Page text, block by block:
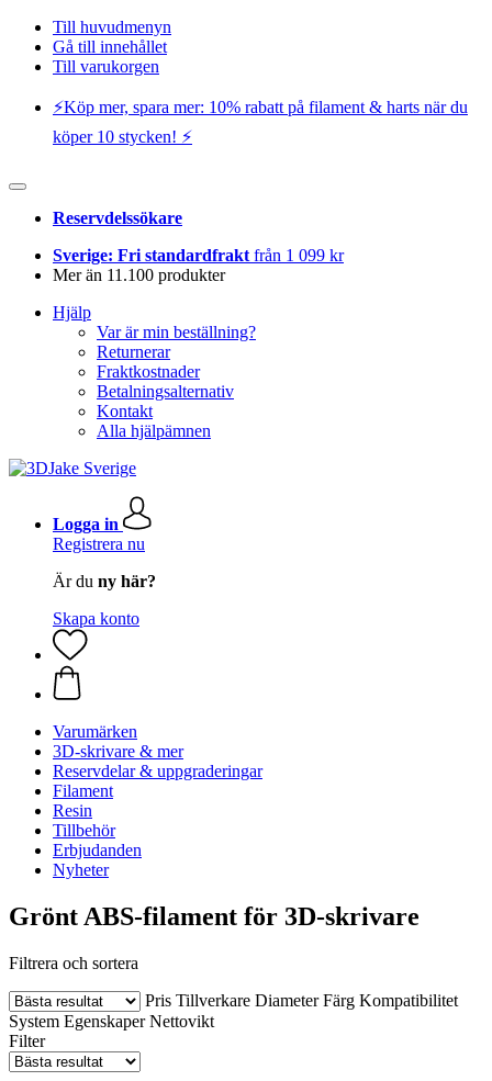
Till huvudmenyn
Gå till innehållet
Till varukorgen
⚡️Köp mer, spara mer: 10% rabatt på filament & harts när du
köper 10 stycken! ⚡️
Reservdelssökare
Sverige: Fri standardfrakt från 1 099 kr
Mer än 11.100 produkter
Hjälp
Var är min beställning?
Returnerar
Fraktkostnader
Betalningsalternativ
Kontakt
Alla hjälpämnen
Logga in
Registrera nu
Är du ny här?
Skapa konto
Varumärken
3D-skrivare & mer
Reservdelar & uppgraderingar
Filament
Resin
Tillbehör
Erbjudanden
Nyheter
Grönt ABS-filament för 3D-skrivare
Filtrera och sortera
Pris Tillverkare Diameter Färg Kompatibilitet
System Egenskaper Nettovikt
Filter